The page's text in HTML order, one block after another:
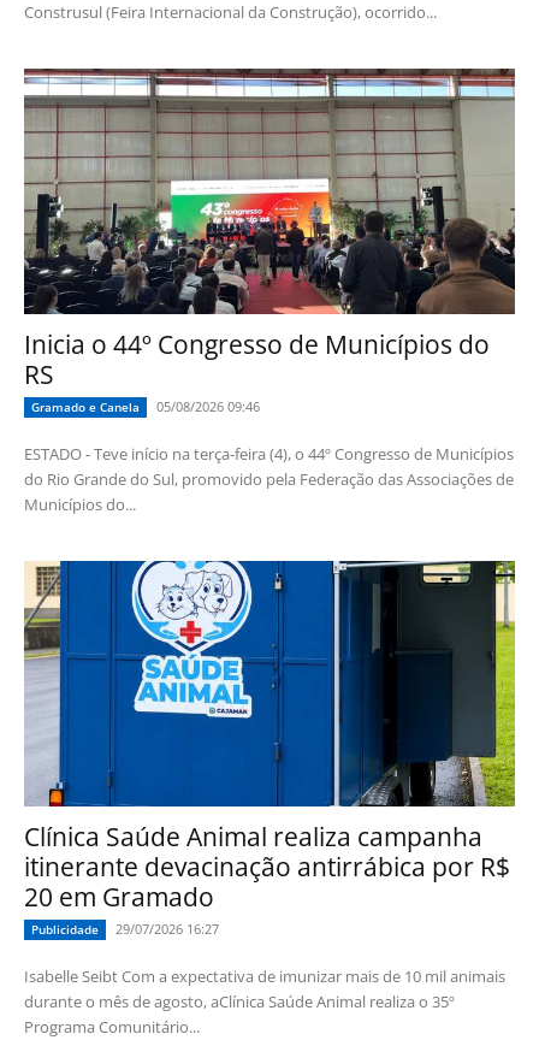
Construsul (Feira Internacional da Construção), ocorrido...
Inicia o 44º Congresso de Municípios do
RS
Gramado e Canela 05/08/2026 09:46
ESTADO - Teve início na terça-feira (4), o 44º Congresso de Municípios
do Rio Grande do Sul, promovido pela Federação das Associações de
Municípios do...
Clínica Saúde Animal realiza campanha
itinerante devacinação antirrábica por R$
20 em Gramado
Publicidade 29/07/2026 16:27
Isabelle Seibt Com a expectativa de imunizar mais de 10 mil animais
durante o mês de agosto, aClínica Saúde Animal realiza o 35º
Programa Comunitário...